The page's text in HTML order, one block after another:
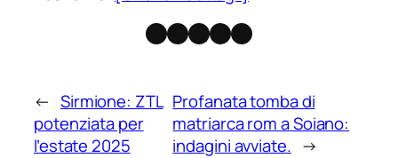
Facebook
Instagram
X Threads
Telegram
← Sirmione: ZTL
potenziata per
l’estate 2025
Profanata tomba di
matriarca rom a Soiano:
indagini avviate. →